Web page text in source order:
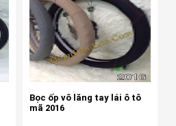
Bọc ốp vô lăng tay lái ô tô
mã 2016